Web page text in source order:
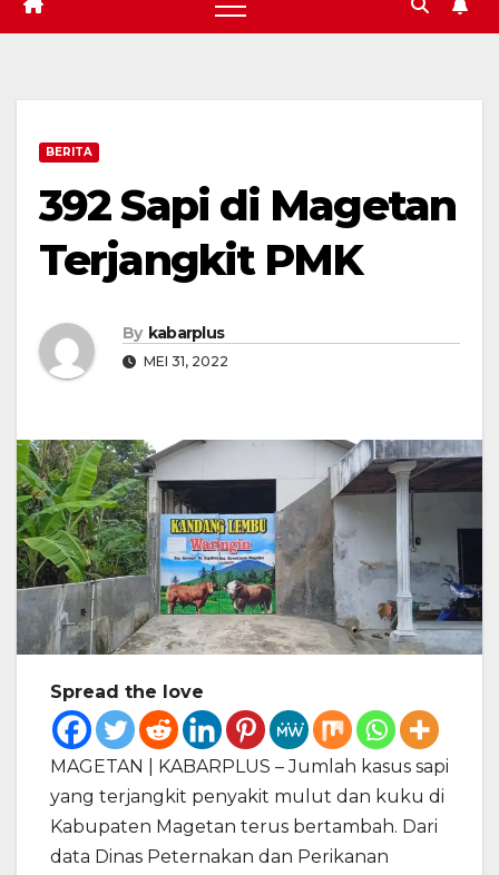
BERITA
392 Sapi di Magetan
Terjangkit PMK
By kabarplus
MEI 31, 2022
Spread the love
MAGETAN | KABARPLUS – Jumlah kasus sapi
yang terjangkit penyakit mulut dan kuku di
Kabupaten Magetan terus bertambah. Dari
data Dinas Peternakan dan Perikanan